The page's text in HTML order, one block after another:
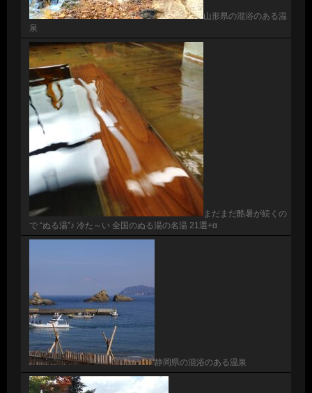
山形県の混浴のある温
泉
まだまだ酷暑が続くの
で “ぬる湯”♪ 冷た～い 全国のぬる湯の名湯 21選+α
静岡県の混浴のある温泉